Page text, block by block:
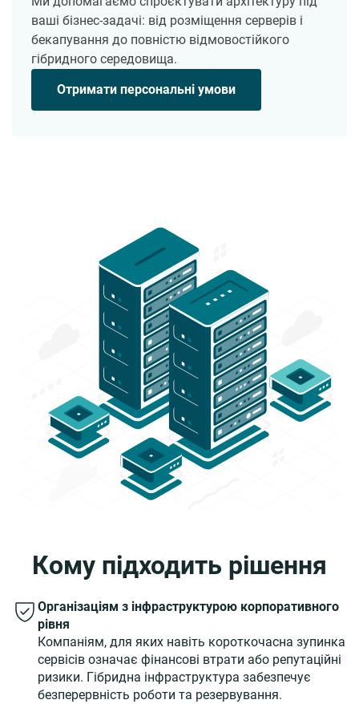
ваші бізнес-задачі: від розміщення серверів і
бекапування до повністю відмовостійкого
гібридного середовища.
Отримати персональні умови
Кому підходить рішення
Організаціям з інфраструктурою корпоративного
рівня
Компаніям, для яких навіть короткочасна зупинка
сервісів означає фінансові втрати або репутаційні
ризики. Гібридна інфраструктура забезпечує
безперервність роботи та резервування.